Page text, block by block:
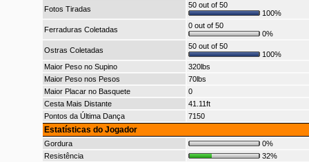
Fotos Tiradas
50 out of 50
100%
Ferraduras Coletadas
0 out of 50
0%
Ostras Coletadas
50 out of 50
100%
Maior Peso no Supino
320lbs
Maior Peso nos Pesos
70lbs
Maior Placar no Basquete
0
Cesta Mais Distante
41.11ft
Pontos da Última Dança
7150
Estatísticas do Jogador
Gordura
0%
Resistência
32%